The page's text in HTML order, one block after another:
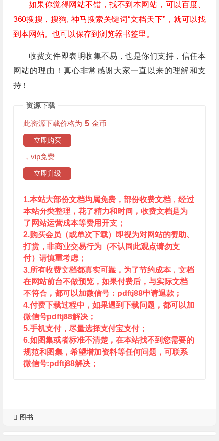
如果你觉得网站不错，找不到本网站，可以百度、
360搜搜，搜狗, 神马搜索关键词“文档天下”，就可以找
到本网站。也可以保存到浏览器书签里。
收费文件即表明收集不易，也是你们支持，信任本
网站的理由！真心非常感谢大家一直以来的理解和支
持！
资源下载
此资源下载价格为 5 金币
立即购买
，vip免费
立即升级
1.本站大部份文档均属免费，部份收费文档，经过
本站分类整理，花了精力和时间，收费文档是为
了网站运营成本等费用开支；
2.购买会员（或单次下载）即视为对网站的赞助、
打赏，非商业交易行为（不认同此观点请勿支
付）请慎重考虑；
3.所有收费文档都真实可靠，为了节约成本，文档
在网站前台不做预览，如果付费后，与实际文档
不符合，都可以加微信号：pdftj88申请退款；
4.付费下载过程中，如果遇到下载问题，都可以加
微信号pdftj88解决；
5.手机支付，尽量选择支付宝支付；
6.如图集或者标准不清楚，在本站找不到您需要的
规范和图集，希望增加资料等任何问题，可联系
微信号:pdftj88解决；
图书